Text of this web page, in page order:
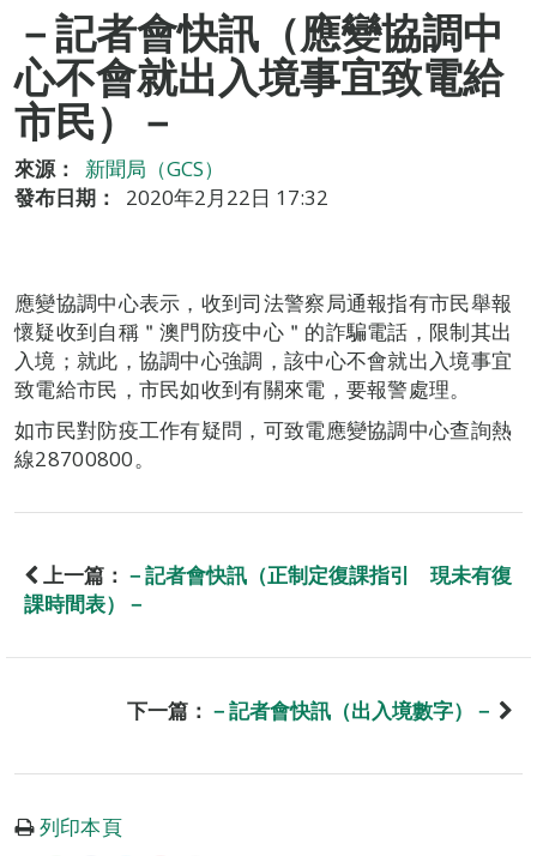
－記者會快訊（應變協調中
心不會就出入境事宜致電給
市民）－
來源：
新聞局（GCS）
發布日期：
2020年2月22日 17:32
應變協調中心表示，收到司法警察局通報指有市民舉報
懷疑收到自稱＂澳門防疫中心＂的詐騙電話，限制其出
入境；就此，協調中心強調，該中心不會就出入境事宜
致電給市民，市民如收到有關來電，要報警處理。
如市民對防疫工作有疑問，可致電應變協調中心查詢熱
線28700800。
上一篇： －記者會快訊（正制定復課指引 現未有復
課時間表）－
下一篇： －記者會快訊（出入境數字）－
列印本頁